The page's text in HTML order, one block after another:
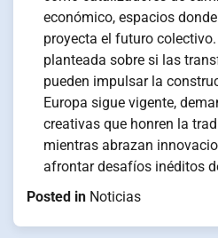
económico, espacios
proyecta el futuro
planteada sobre si las
pueden impulsar la
Europa sigue vigente,
creativas que honren la
mientras abrazan
afrontar desafíos inéditos
Posted in Noticias